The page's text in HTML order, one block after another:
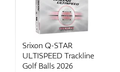
Srixon Q-Star Tour
Divide 2 Golf Balls